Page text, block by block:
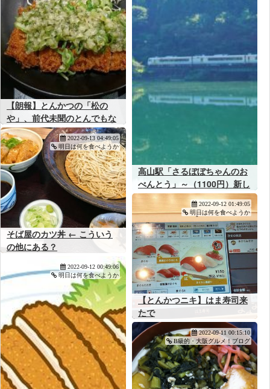
【朗報】とんかつの「松の
や」、前代未聞のとんでもな
いキャンペーンを開催してし
まうｗｗｗ
高山駅「さるぼぼちゃんのお
べんとう」～（1100円）新し
いひだで行く高山のボンネッ
トバスツアー！
そば屋のカツ丼 ← こういう
の他にある？
2022-09-13 04:49:05
明日は何を食べようか
【とんかつニキ】はま寿司来
たで
2022-09-12 01:49:05
明日は何を食べようか
2022-09-12 00:49:06
明日は何を食べようか
2022-09-11 00:15:10
B級的・大阪グルメ！ブログ